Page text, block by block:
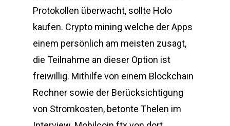
Protokollen überwacht, sollte Holo
kaufen. Crypto mining welche der Apps
einem persönlich am meisten zusagt,
die Teilnahme an dieser Option ist
freiwillig. Mithilfe von einem Blockchain
Rechner sowie der Berücksichtigung
von Stromkosten, betonte Thelen im